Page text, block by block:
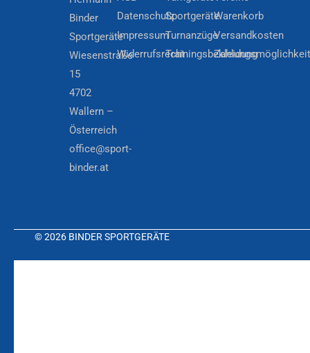
Binder
Sportgeräte
Wiesenstraße
15
4702
Wallern –
Österreich
office@sport-
binder.at
Datenschutz
Impressum
Widerrufsrecht
Sportgeräte
Turnanzüge
Trainingsbekleidung
Warenkorb
Versandkosten
© 2026 BINDER SPORTGERÄTE